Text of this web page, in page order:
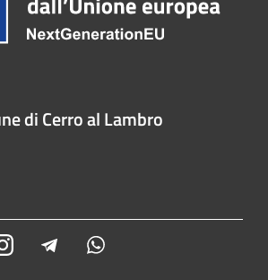
di Cerro al Lambro
Instagram Telegram